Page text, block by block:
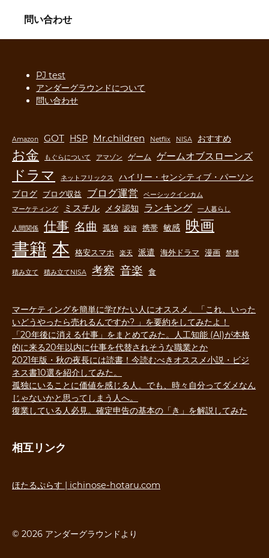
問い合わせ
PJ test
アンダーグラウンドについて
問い合わせ
Amazon GOT HSP Mr.children Netflix NISA おすすめ
お金 もぐらについて アマゾン ゲーム ゲームオブスローンズ
ドラマ ネットフリックス
ハイリー・センシティブ・パーソン
ブログ
ブログ収益 ブログ運営
ベーシックインカム
マーケティング
ミスチル メタ認知 ランキング 一人暮らし
人間関係 仕事 名曲 孤独 投資 携帯 敏感 映画
書籍 本 格安スマホ 楽天 派遣 海外ドラマ 漫画 禁煙
積み立て 積み立てNISA 考察 音楽 食
マーケティングを簡単に学びたい人にオススメ。「これ、いった
いどうやったら売れるんですか? 」を要約をしてみたよ！
「20年後に消える仕事」をまとめてみた。人工知能 (AI)が本格
的に来る20年以内に仕事を代替されそうな職業とか
2021年版・秋の夜長には読書！今読むべきオススメ小説・ビジ
ネス書10選を紹介してみた。
孤独にいることに価値を感じる人。でも、時々自分ってダメなん
じゃないかと思ってしまう人へ。
復業している人必見。確定申告の基本の「き」を解説してみた
相互リンク
ほたるぷらす | ichinose-hotaru.com
© 2026 アンダーグラウンドより